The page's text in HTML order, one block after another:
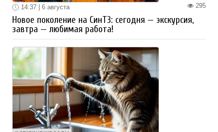
295
14:37 | 6 августа
Новое поколение на СинТЗ: сегодня — экскурсия,
завтра — любимая работа!